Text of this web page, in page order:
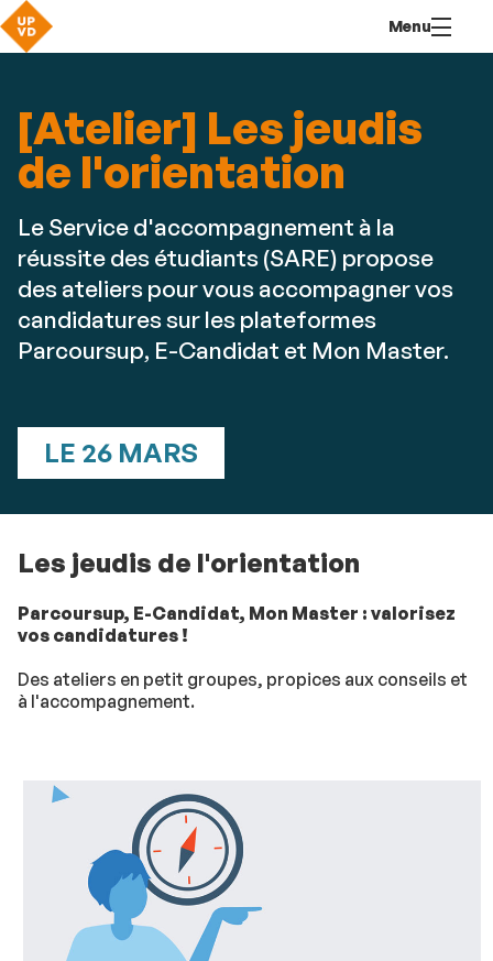
contenu
Menu
[Atelier] Les jeudis
de l'orientation
Le Service d'accompagnement à la
réussite des étudiants (SARE) propose
des ateliers pour vous accompagner vos
candidatures sur les plateformes
Parcoursup, E-Candidat et Mon Master.
LE 26 MARS
Les jeudis de l'orientation
Parcoursup, E-Candidat, Mon Master : valorisez
vos candidatures !
Des ateliers en petit groupes, propices aux conseils et
à l'accompagnement.